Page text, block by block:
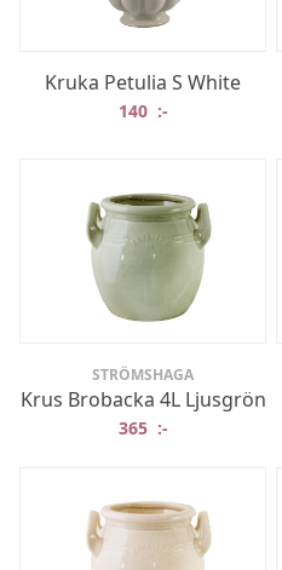
Kruka Petulia S White
140 :-
STRÖMSHAGA
Krus Brobacka 4L Ljusgrön
365 :-